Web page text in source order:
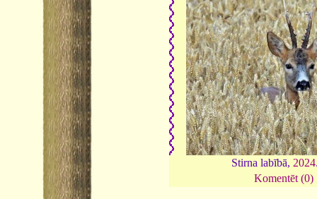
Stirna labībā, 2024
Komentēt (0)